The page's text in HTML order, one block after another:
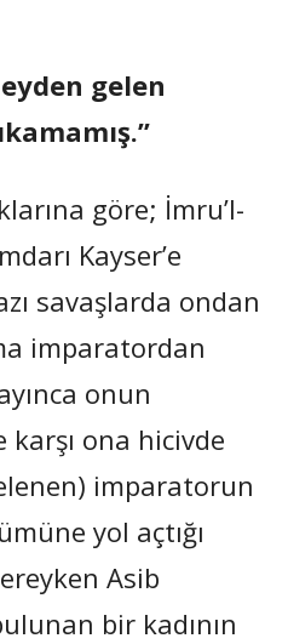
gelen
göre; İmru’l-
Kayser’e
savaşlarda ondan
imparatordan
onun
ona hicivde
imparatorun
yol açtığı
Asib
bir kadının